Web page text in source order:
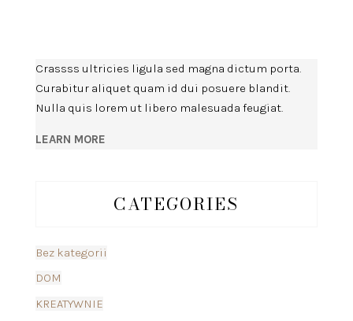
Crassss ultricies ligula sed magna dictum porta.
Curabitur aliquet quam id dui posuere blandit.
Nulla quis lorem ut libero malesuada feugiat.
LEARN MORE
CATEGORIES
Bez kategorii
DOM
KREATYWNIE